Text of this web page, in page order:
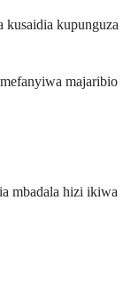
kupunguza
majaribio
mbadala hizi ikiwa